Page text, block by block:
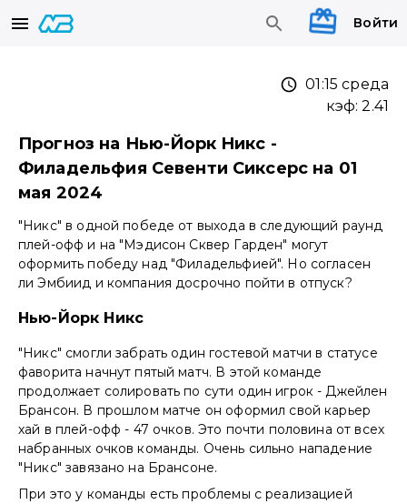
Войти
01:15 среда
кэф:2.41
Прогноз на Нью-Йорк Никс -
Филадельфия Севенти Сиксерс на 01
мая 2024
"Никс" в одной победе от выхода в следующий раунд
плей-офф и на "Мэдисон Сквер Гарден" могут
оформить победу над "Филадельфией". Но согласен
ли Эмбиид и компания досрочно пойти в отпуск?
Нью-Йорк Никс
"Никс" смогли забрать один гостевой матчи в статусе
фаворита начнут пятый матч. В этой команде
продолжает солировать по сути один игрок - Джейлен
Брансон. В прошлом матче он оформил свой карьер
хай в плей-офф - 47 очков. Это почти половина от всех
набранных очков команды. Очень сильно нападение
"Никс" завязано на Брансоне.
При это у команды есть проблемы с реализацией